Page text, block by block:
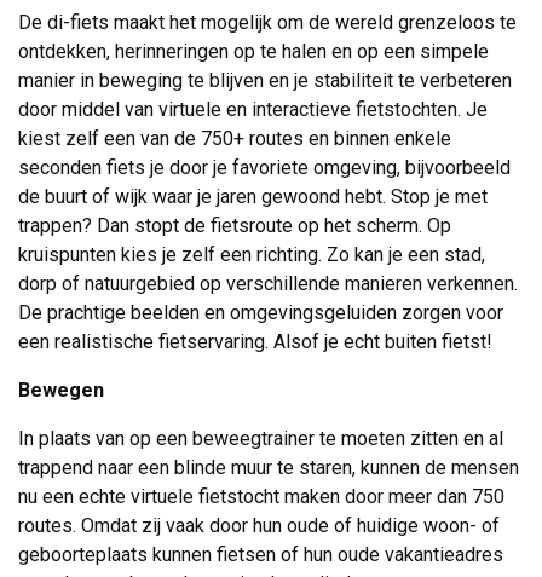
De di-fiets maakt het mogelijk om de wereld grenzeloos te
ontdekken, herinneringen op te halen en op een simpele
manier in beweging te blijven en je stabiliteit te verbeteren
door middel van virtuele en interactieve fietstochten. Je
kiest zelf een van de 750+ routes en binnen enkele
seconden fiets je door je favoriete omgeving, bijvoorbeeld
de buurt of wijk waar je jaren gewoond hebt. Stop je met
trappen? Dan stopt de fietsroute op het scherm. Op
kruispunten kies je zelf een richting. Zo kan je een stad,
dorp of natuurgebied op verschillende manieren verkennen.
De prachtige beelden en omgevingsgeluiden zorgen voor
een realistische fietservaring. Alsof je echt buiten fietst!
Bewegen
In plaats van op een beweegtrainer te moeten zitten en al
trappend naar een blinde muur te staren, kunnen de mensen
nu een echte virtuele fietstocht maken door meer dan 750
routes. Omdat zij vaak door hun oude of huidige woon- of
geboorteplaats kunnen fietsen of hun oude vakantieadres